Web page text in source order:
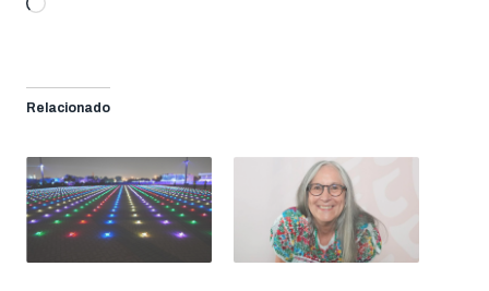
Cargando...
Relacionado